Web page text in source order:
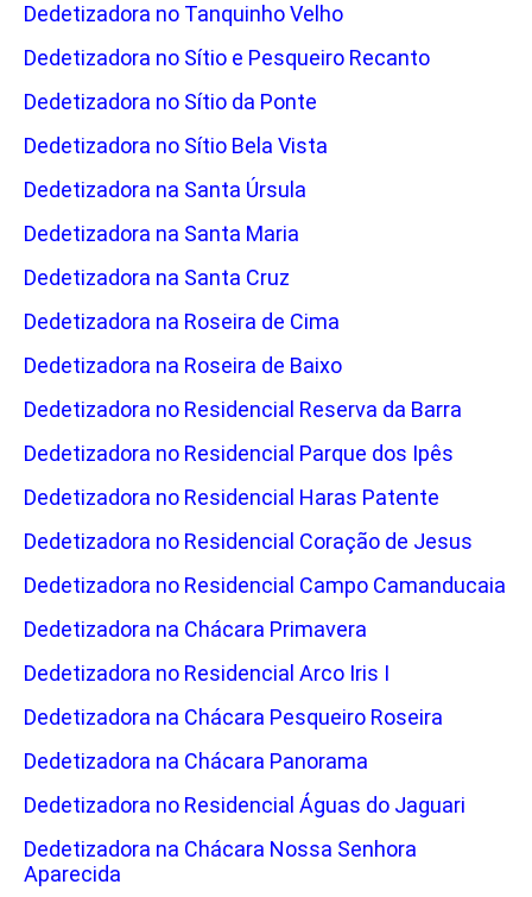
Dedetizadora no Tanquinho Velho
Dedetizadora no Sítio e Pesqueiro Recanto
Dedetizadora no Sítio da Ponte
Dedetizadora no Sítio Bela Vista
Dedetizadora na Santa Úrsula
Dedetizadora na Santa Maria
Dedetizadora na Santa Cruz
Dedetizadora na Roseira de Cima
Dedetizadora na Roseira de Baixo
Dedetizadora no Residencial Reserva da Barra
Dedetizadora no Residencial Parque dos Ipês
Dedetizadora no Residencial Haras Patente
Dedetizadora no Residencial Coração de Jesus
Dedetizadora no Residencial Campo Camanducaia
Dedetizadora na Chácara Primavera
Dedetizadora no Residencial Arco Iris I
Dedetizadora na Chácara Pesqueiro Roseira
Dedetizadora na Chácara Panorama
Dedetizadora no Residencial Águas do Jaguari
Dedetizadora na Chácara Nossa Senhora
Aparecida